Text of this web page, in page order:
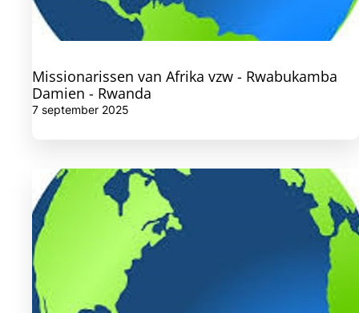
Missionarissen van Afrika vzw - Rwabukamba
Damien - Rwanda
7 september 2025